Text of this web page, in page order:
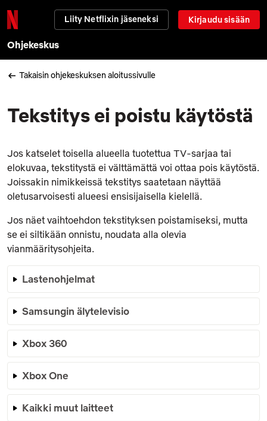
Liity Netflixin jäseneksi Kirjaudu sisään
Ohjekeskus
Takaisin ohjekeskuksen aloitussivulle
Tekstitys ei poistu käytöstä
Jos katselet toisella alueella tuotettua TV-sarjaa tai
elokuvaa, tekstitystä ei välttämättä voi ottaa pois käytöstä.
Joissakin nimikkeissä tekstitys saatetaan näyttää
oletusarvoisesti alueesi ensisijaisella kielellä.
Jos näet vaihtoehdon tekstityksen poistamiseksi, mutta
se ei siltikään onnistu, noudata alla olevia
vianmääritysohjeita.
Lastenohjelmat
Samsungin älytelevisio
Xbox 360
Xbox One
Kaikki muut laitteet